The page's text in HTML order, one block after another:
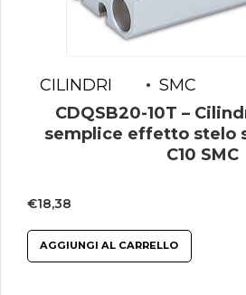
CILINDRI
SMC
CDQSB20-10T –
semplice effetto stelo
C10 SMC
€18,38
AGGIUNGI AL CARRELLO